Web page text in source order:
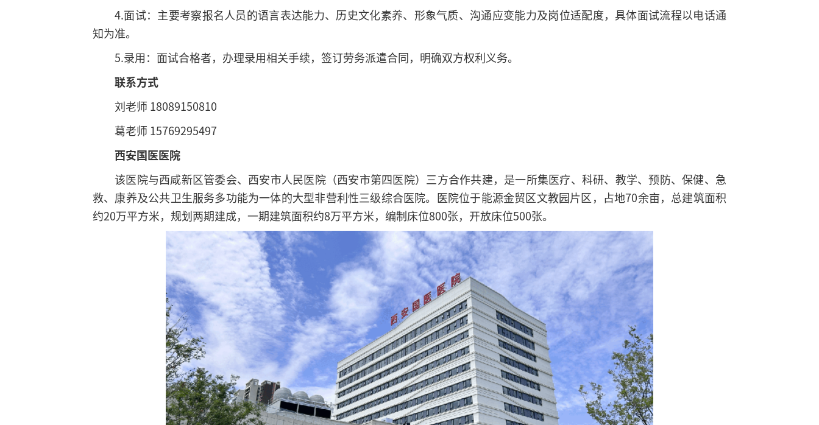
4.面试：主要考察报名人员的语言表达能力、历史文化素养、形象气质、沟通应变能力及岗位适配度，具体面试流程以电话通
知为准。
5.录用：面试合格者，办理录用相关手续，签订劳务派遣合同，明确双方权利义务。
联系方式
刘老师 18089150810
葛老师 15769295497
西安国医医院
该医院与西咸新区管委会、西安市人民医院（西安市第四医院）三方合作共建，是一所集医疗、科研、教学、预防、保健、急
救、康养及公共卫生服务多功能为一体的大型非营利性三级综合医院。医院位于能源金贸区文教园片区，占地70余亩，总建筑面积
约20万平方米，规划两期建成，一期建筑面积约8万平方米，编制床位800张，开放床位500张。